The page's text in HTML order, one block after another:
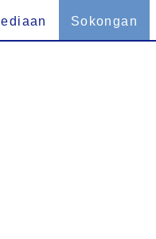
Sokongan